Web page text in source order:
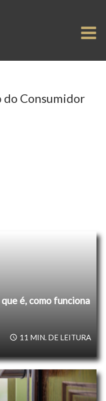
Consumidor
é, como funciona
11 MIN. DE LEITURA